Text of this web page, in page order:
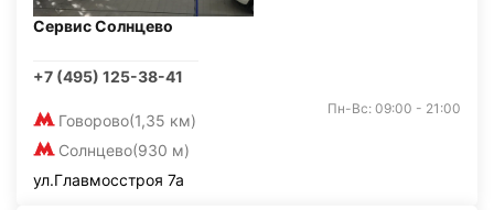
Сервис Солнцево
+7 (495) 125-38-41
Говорово(1,35 км)
Солнцево(930 м)
Пн-Вс: 09:00 - 21:00
ул.Главмосстроя 7а